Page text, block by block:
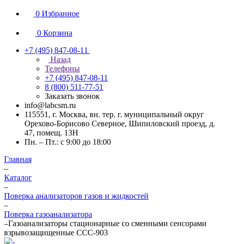
0 Избранное
0 Корзина
+7 (495) 847-08-11
Назад
Телефоны
+7 (495) 847-08-11
8 (800) 511-77-51
Заказать звонок
info@labcsm.ru
115551, г. Москва, вн. тер. г. муниципальный округ
Орехово-Борисово Северное, Шипиловский проезд, д.
47, помещ. 13Н
Пн. – Пт.: с 9:00 до 18:00
Главная
–
Каталог
–
Поверка анализаторов газов и жидкостей
–
Поверка газоанализатора
–Газоанализаторы стационарные со сменными сенсорами
взрывозащищенные ССС-903